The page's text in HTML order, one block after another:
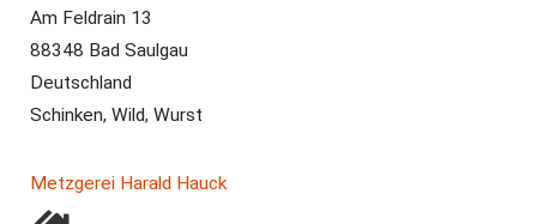
Am Feldrain 13
88348 Bad Saulgau
Deutschland
Schinken, Wild, Wurst
Metzgerei Harald Hauck